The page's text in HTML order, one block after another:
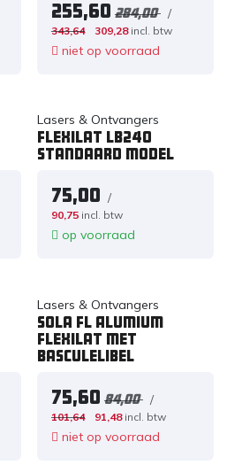
255,60 284,00 /
343,64 309,28 incl. btw
niet op voorraad
Lasers & Ontvangers
Flexilat LB240
standaard model
75,00 /
90,75 incl. btw
op voorraad
Lasers & Ontvangers
Sola FL Alumium
flexilat met
Basculelibel
75,60 84,00 /
101,64 91,48 incl. btw
niet op voorraad